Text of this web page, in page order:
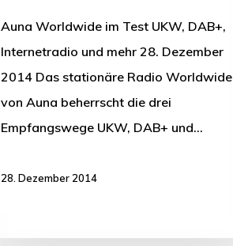
Auna Worldwide im Test UKW, DAB+,
Internetradio und mehr 28. Dezember
2014 Das stationäre Radio Worldwide
von Auna beherrscht die drei
Empfangswege UKW, DAB+ und…
28. Dezember 2014